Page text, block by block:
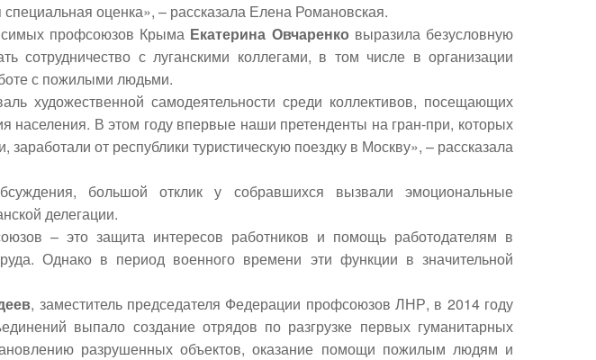
специальная оценка», – рассказала Елена Романовская.
профсоюзов Крыма Екатерина Овчаренко выразила безусловную
сотрудничество с луганскими коллегами, в том числе в организации
с пожилыми людьми.
художественной самодеятельности среди коллективов, посещающих
населения. В этом году впервые наши претенденты на гран-при, которых
от республики туристическую поездку в Москву», – рассказала
большой отклик у собравшихся вызвали эмоциональные
делегации.
– это защита интересов работников и помощь работодателям в
Однако в период военного времени эти функции в значительной
, заместитель председателя Федерации профсоюзов ЛНР, в 2014 году
выпало создание отрядов по разгрузке первых гуманитарных
разрушенных объектов, оказание помощи пожилым людям и